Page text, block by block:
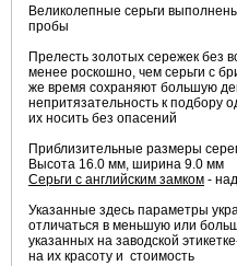
Великолепные серьги
пробы
Прелесть золотых сережек без
менее роскошно, чем серьги с
же время сохраняют большую
непритязательность к подбору
их носить без опасений
Приблизительные размеры
Высота 16.0 мм, ширина 9.0 мм
Серьги с английским замком -
Указанные здесь параметры
отличаться в меньшую или
указанных на заводской
на их красоту и стоимость